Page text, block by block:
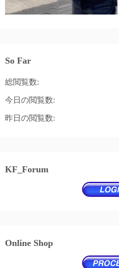
So Far
総閲覧数:
今日の閲覧数:
昨日の閲覧数:
KF_Forum
Online Shop